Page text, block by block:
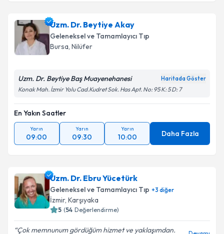
Uzm. Dr. Beytiye Akay
Geleneksel ve Tamamlayıcı Tıp
Bursa, Nilüfer
Uzm. Dr. Beytiye Baş Muayenehanesi Haritada Göster
Konak Mah. İzmir Yolu Cad.Kudret Sok. Has Apt. No: 95 K: 5 D: 7
En Yakın Saatler
Yarın
09:00
Yarın
09:30
Yarın
10:00 Daha Fazla
Uzm. Dr. Ebru Yücetürk
Geleneksel ve Tamamlayıcı Tıp +3 diğer
İzmir, Karşıyaka
5 (54 Değerlendirme)
Çok memnunum gördüğüm hizmet ve yaklaşımdan.